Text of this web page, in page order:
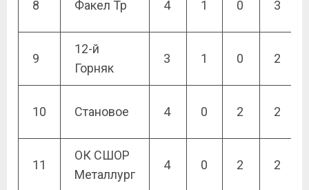
8 Факел Тр 4 1 0 3
9
12-й
Горняк
3 1 0 2
10 Становое 4 0 2 2
11
ОК СШОР
Металлург
4 0 2 2